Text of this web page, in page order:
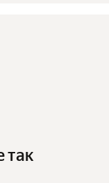
так